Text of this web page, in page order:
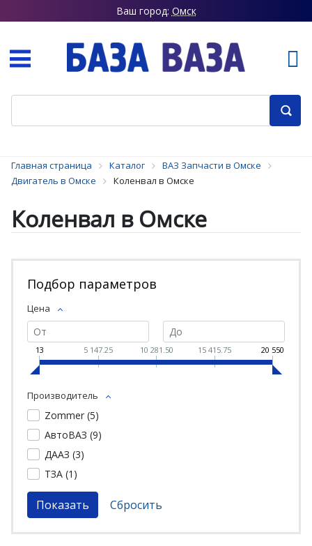
Ваш город: Омск
Главная страница Каталог
ВАЗ Запчасти в Омске
Двигатель в Омске
Коленвал в Омске
Коленвал в Омске
Подбор параметров
Цена
13 5 147.25 10 281.50 15 415.75 20 550
Производитель
Zommer (5)
АвтоВАЗ (9)
ДААЗ (3)
ТЗА (1 )